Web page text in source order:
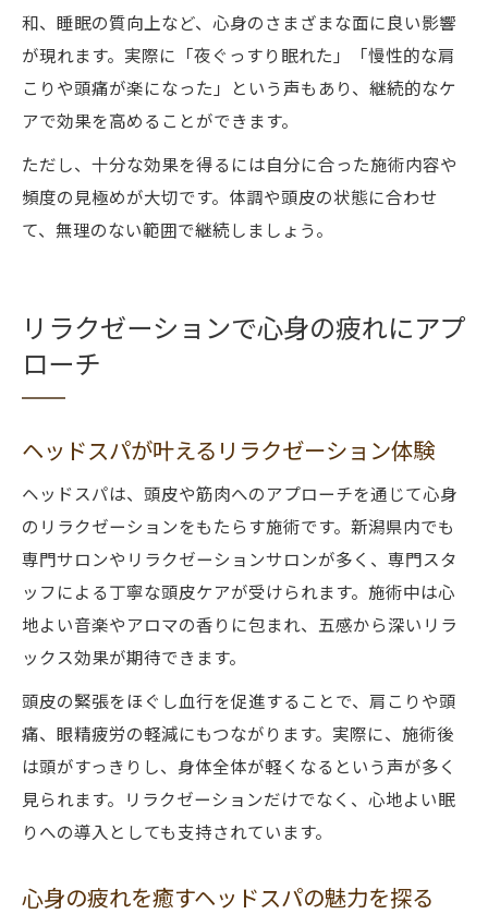
和、睡眠の質向上など、心身のさまざまな面に良い影響
が現れます。実際に「夜ぐっすり眠れた」「慢性的な肩
こりや頭痛が楽になった」という声もあり、継続的なケ
アで効果を高めることができます。
ただし、十分な効果を得るには自分に合った施術内容や
頻度の見極めが大切です。体調や頭皮の状態に合わせ
て、無理のない範囲で継続しましょう。
リラクゼーションで心身の疲れにアプ
ローチ
ヘッドスパが叶えるリラクゼーション体験
ヘッドスパは、頭皮や筋肉へのアプローチを通じて心身
のリラクゼーションをもたらす施術です。新潟県内でも
専門サロンやリラクゼーションサロンが多く、専門スタ
ッフによる丁寧な頭皮ケアが受けられます。施術中は心
地よい音楽やアロマの香りに包まれ、五感から深いリラ
ックス効果が期待できます。
頭皮の緊張をほぐし血行を促進することで、肩こりや頭
痛、眼精疲労の軽減にもつながります。実際に、施術後
は頭がすっきりし、身体全体が軽くなるという声が多く
見られます。リラクゼーションだけでなく、心地よい眠
りへの導入としても支持されています。
心身の疲れを癒すヘッドスパの魅力を探る